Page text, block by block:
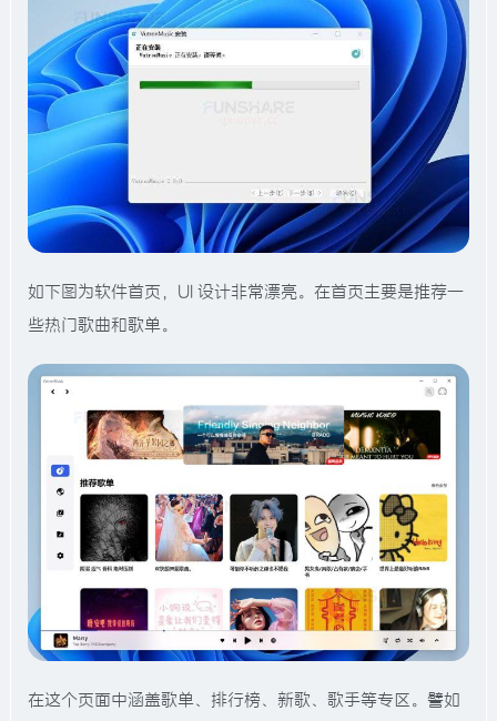
如下图为软件首页，UI 设计非常漂亮。在首页主要是推荐一
些热门歌曲和歌单。
在这个页面中涵盖歌单、排行榜、新歌、歌手等专区。譬如